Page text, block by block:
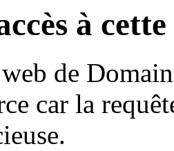
à
de
car la